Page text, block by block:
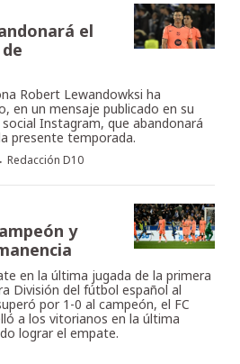
el
Robert Lewandowksi ha
en un mensaje publicado en su
Instagram, que abandonará
presente temporada.
· Redacción D10
y
en la última jugada de la primera
División del fútbol español al
por 1-0 al campeón, el FC
a los vitorianos en la última
lograr el empate.